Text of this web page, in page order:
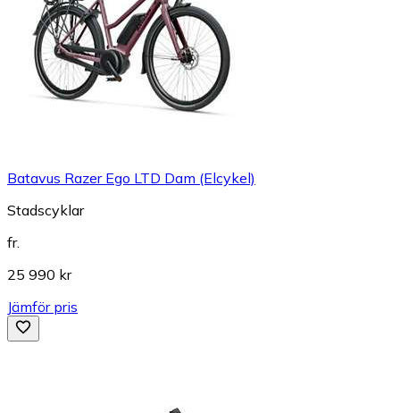
Batavus Razer Ego LTD Dam (Elcykel)
Stadscyklar
fr.
25 990 kr
Jämför pris